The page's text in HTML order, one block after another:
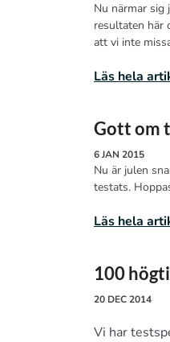
Nu närmar sig
resultaten här
att vi inte
Läs hela
Gott om
6 JAN 2015
Nu är julen
testats.
Läs hela
100
20 DEC 2014
Vi har